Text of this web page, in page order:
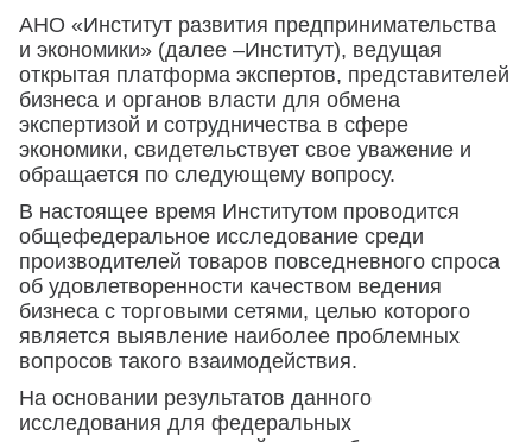
АНО «Институт развития предпринимательства
и экономики» (далее –Институт), ведущая
открытая платформа экспертов, представителей
бизнеса и органов власти для обмена
экспертизой и сотрудничества в сфере
экономики, свидетельствует свое уважение и
обращается по следующему вопросу.
В настоящее время Институтом проводится
общефедеральное исследование среди
производителей товаров повседневного спроса
об удовлетворенности качеством ведения
бизнеса с торговыми сетями, целью которого
является выявление наиболее проблемных
вопросов такого взаимодействия.
На основании результатов данного
исследования для федеральных